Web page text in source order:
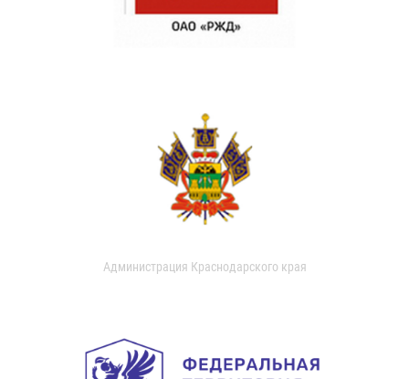
Администрация Краснодарского края